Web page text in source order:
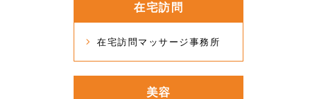
在宅訪問
在宅訪問マッサージ事務所
美容